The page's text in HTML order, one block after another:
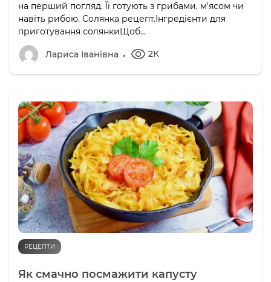
на перший погляд. Її готують з грибами, м'ясом чи
навіть рибою. Солянка рецепт.Інгредієнти для
приготування солянкиЩоб...
Лариса Іванівна 2К
РЕЦЕПТИ
Як смачно посмажити капусту